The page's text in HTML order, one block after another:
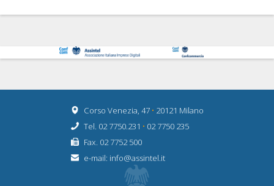
Corso Venezia, 47 • 20121 Milano
Tel. 02 7750.231 • 02 7750 235
Fax. 02 7752 500
e-mail: info@assintel.it